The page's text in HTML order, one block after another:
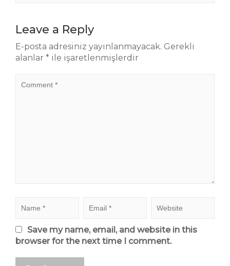
Leave a Reply
E-posta adresiniz yayınlanmayacak. Gerekli
alanlar * ile işaretlenmişlerdir
Save my name, email, and website in this
browser for the next time I comment.